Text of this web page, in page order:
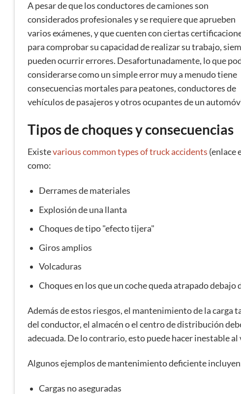
A pesar de que los conductores de camiones son
considerados profesionales y se requiere que aprueben
varios exámenes, y que cuenten con ciertas
para comprobar su capacidad de realizar su trabajo,
pueden ocurrir errores. Desafortunadamente, lo que
considerarse como un simple error muy a menudo tiene
consecuencias mortales para peatones, conductores de
vehículos de pasajeros y otros ocupantes de un
Tipos de choques y consecuencias
Existevarious common types of truck accidents (enlace
como:
Derrames de materiales
Explosión de una llanta
Choques de tipo "efecto tijera"
Giros amplios
Volcaduras
Choques en los que un coche queda atrapado debajo
Además de estos riesgos, el mantenimiento de la
del conductor, el almacén o el centro de distribución
adecuada. De lo contrario, esto puede hacer inestable
Algunos ejemplos de mantenimiento deficiente
Cargas no aseguradas